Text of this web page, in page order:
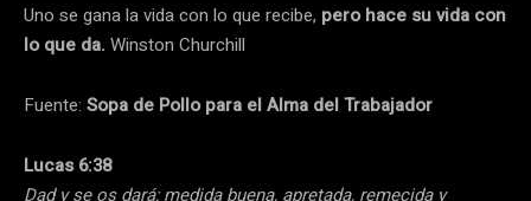
Uno se gana la vida con lo que recibe, pero hace su vida con
lo que da. Winston Churchill
Fuente: Sopa de Pollo para el Alma del Trabajador
Lucas 6:38
Dad y se os dará; medida buena, apretada, remecida y